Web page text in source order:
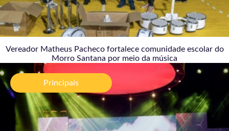
Vereador Matheus Pacheco fortalece comunidade escolar do
Morro Santana por meio da música
Principais
MARTE Festival 2026 transforma Ouro Preto em
ponto de encontro entre arte, tecnologia e
ancestralidade
31/07/2026